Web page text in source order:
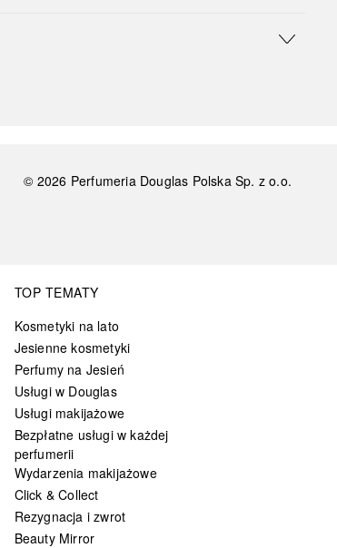
© 2026 Perfumeria Douglas Polska Sp. z o.o.
TOP TEMATY
Kosmetyki na lato
Jesienne kosmetyki
Perfumy na Jesień
Usługi w Douglas
Usługi makijażowe
Bezpłatne usługi w każdej
perfumerii
Wydarzenia makijażowe
Click & Collect
Rezygnacja i zwrot
Beauty Mirror